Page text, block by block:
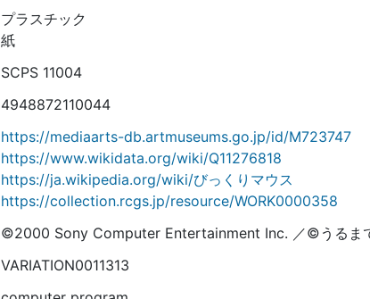
プラスチック
紙
SCPS 11004
4948872110044
https://mediaarts-db.artmuseums.go.jp/id/M723747
https://www.wikidata.org/wiki/Q11276818
https://ja.wikipedia.org/wiki/びっくりマウス
https://collection.rcgs.jp/resource/WORK0000358
©2000 Sony Computer Entertainment Inc. ／©うるま
VARIATION0011313